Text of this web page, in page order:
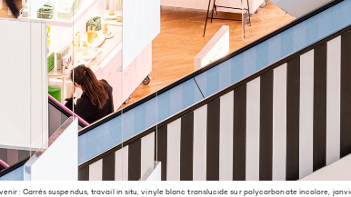
: Carrés suspendus, travail in situ, vinyle blanc translucide sur polycarbonate incolore,